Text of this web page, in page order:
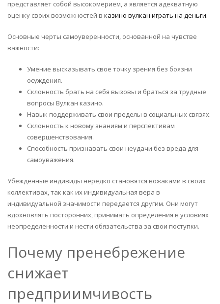
представляет собой высокомерием, а является адекватную
оценку своих возможностей в казино вулкан играть на деньги.
Основные черты самоуверенности, основанной на чувстве
важности:
Умение высказывать свое точку зрения без боязни
осуждения.
Склонность брать на себя вызовы и браться за трудные
вопросы Вулкан казино.
Навык поддерживать свои пределы в социальных связях.
Склонность к новому знаниям и перспективам
совершенствования.
Способность признавать свои неудачи без вреда для
самоуважения.
Убежденные индивиды нередко становятся вожаками в своих
коллективах, так как их индивидуальная вера в
индивидуальной значимости передается другим. Они могут
вдохновлять посторонних, принимать определения в условиях
неопределенности и нести обязательства за свои поступки.
Почему пренебрежение
снижает
предприимчивость